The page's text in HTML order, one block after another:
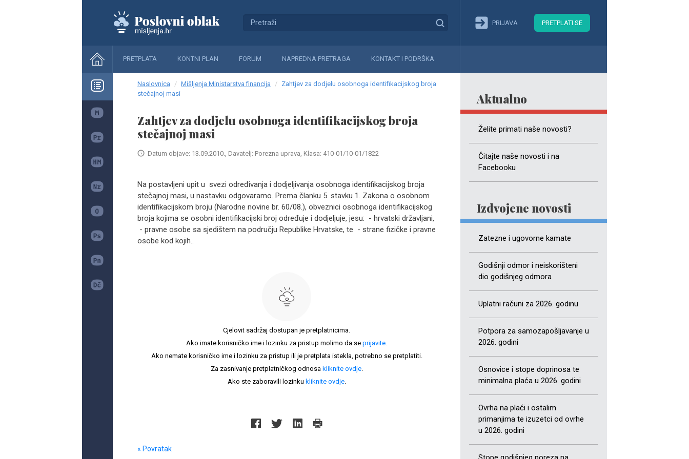
PRIJAVA PRETPLATI SE
PRETPLATA KONTNI PLAN FORUM NAPREDNA PRETRAGA KONTAKT I PODRŠKA
Aktualno
Želite primati naše novosti?
Čitajte naše novosti i na
Facebooku
Izdvojene novosti
Zatezne i ugovorne kamate
Godišnji odmor i neiskorišteni
dio godišnjeg odmora
Uplatni računi za 2026. godinu
Potpora za samozapošljavanje u
2026. godini
Osnovice i stope doprinosa te
minimalna plaća u 2026. godini
Ovrha na plaći i ostalim
primanjima te izuzetci od ovrhe
u 2026. godini
Naslovnica Mišljenja Ministarstva financija
Zahtjev za dodjelu osobnoga identifikacijskog broja
stečajnoj masi
Zahtjev za dodjelu osobnoga identifikacijskog broja
stečajnoj masi
Datum objave: 13.09.2010., Davatelj: Porezna uprava, Klasa: 410-01/10-01/1822
Na postavljeni upit u svezi određivanja i dodjeljivanja osobnoga identifikacijskog broja
stečajnoj masi, u nastavku odgovaramo. Prema članku 5. stavku 1. Zakona o osobnom
identifikacijskom broju (Narodne novine br. 60/08.), obveznici osobnoga identifikacijskog
broja kojima se osobni identifikacijski broj određuje i dodjeljuje, jesu: - hrvatski državljani,
- pravne osobe sa sjedištem na području Republike Hrvatske, te - strane fizičke i pravne
osobe kod kojih..
Cjelovit sadržaj dostupan je pretplatnicima.
Ako imate korisničko ime i lozinku za pristup molimo da se prijavite.
Ako nemate korisničko ime i lozinku za pristup ili je pretplata istekla, potrebno se pretplatiti.
Za zasnivanje pretplatničkog odnosa kliknite ovdje.
Ako ste zaboravili lozinku kliknite ovdje.
« Povratak